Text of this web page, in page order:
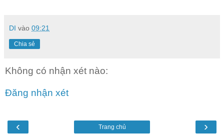
DI vào 09:21
Chia sẻ
Không có nhận xét nào:
Đăng nhận xét
‹ ›
Trang chủ